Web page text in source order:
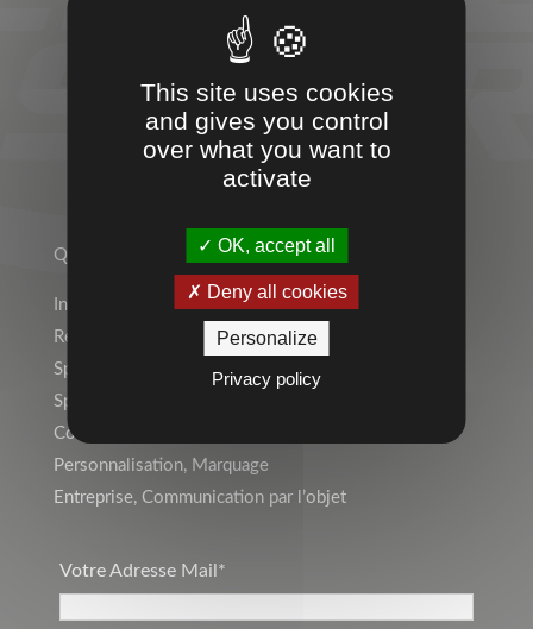
SPORT &
ENTREPRISES
Qui sommes-nous ?
Indépendant ? Rejoignez le Réseau Temps 2 Sport !
Rejoignez l’équipe !
Sports Individuels
Sport Collectif
Collectivités, Scolaire
Personnalisation, Marquage
Entreprise, Communication par l’objet
Votre Adresse Mail*
This site uses cookies
and gives you control
over what you want to
activate
OK, accept all
Deny all cookies
Personalize
Privacy policy